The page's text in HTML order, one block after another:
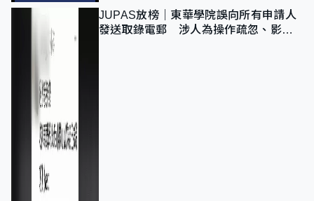
JUPAS放榜｜東華學院誤向所有申請人
發送取錄電郵 涉人為操作疏忽、影響